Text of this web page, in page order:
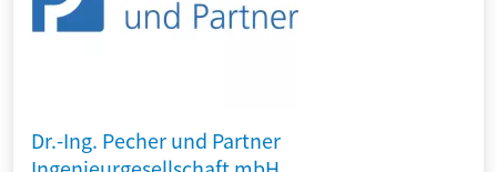
Dr.-Ing. Pecher und Partner